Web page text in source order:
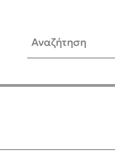
Αναζήτηση